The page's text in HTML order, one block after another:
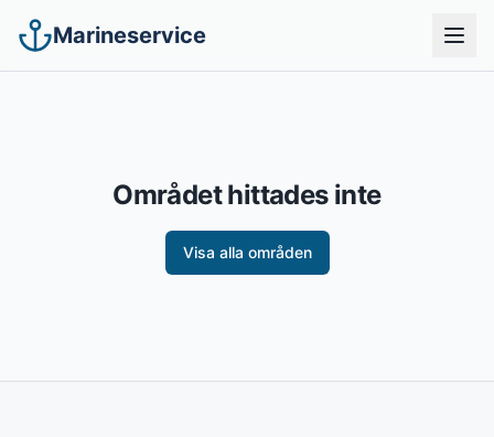
Marineservice
Området hittades inte
Visa alla områden